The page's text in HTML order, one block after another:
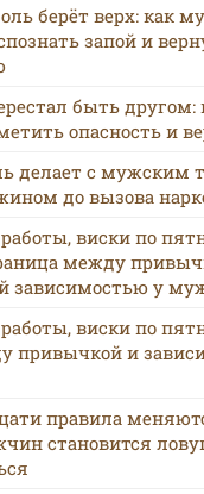
берёт верх: как
запой и
быть
опасность и
делает с мужским
до вызова
виски по
между
зависимостью у
виски по
привычкой и
правила
становится